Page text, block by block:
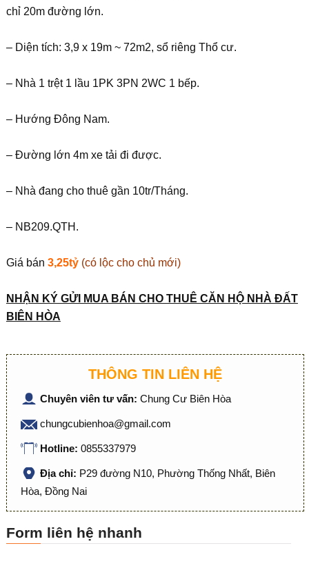
chỉ 20m đường lớn.
– Diện tích: 3,9 x 19m ~ 72m2, sổ riêng Thổ cư.
– Nhà 1 trệt 1 lầu 1PK 3PN 2WC 1 bếp.
– Hướng Đông Nam.
– Đường lớn 4m xe tải đi được.
– Nhà đang cho thuê gần 10tr/Tháng.
– NB209.QTH.
Giá bán 3,25tỷ (có lộc cho chủ mới)
NHẬN KÝ GỬI MUA BÁN CHO THUÊ CĂN HỘ NHÀ ĐẤT
BIÊN HÒA
THÔNG TIN LIÊN HỆ
Chuyên viên tư vấn: Chung Cư Biên Hòa
chungcubienhoa@gmail.com
Hotline: 0855337979
Địa chỉ: P29 đường N10, Phường Thống Nhất, Biên
Hòa, Đồng Nai
Form liên hệ nhanh